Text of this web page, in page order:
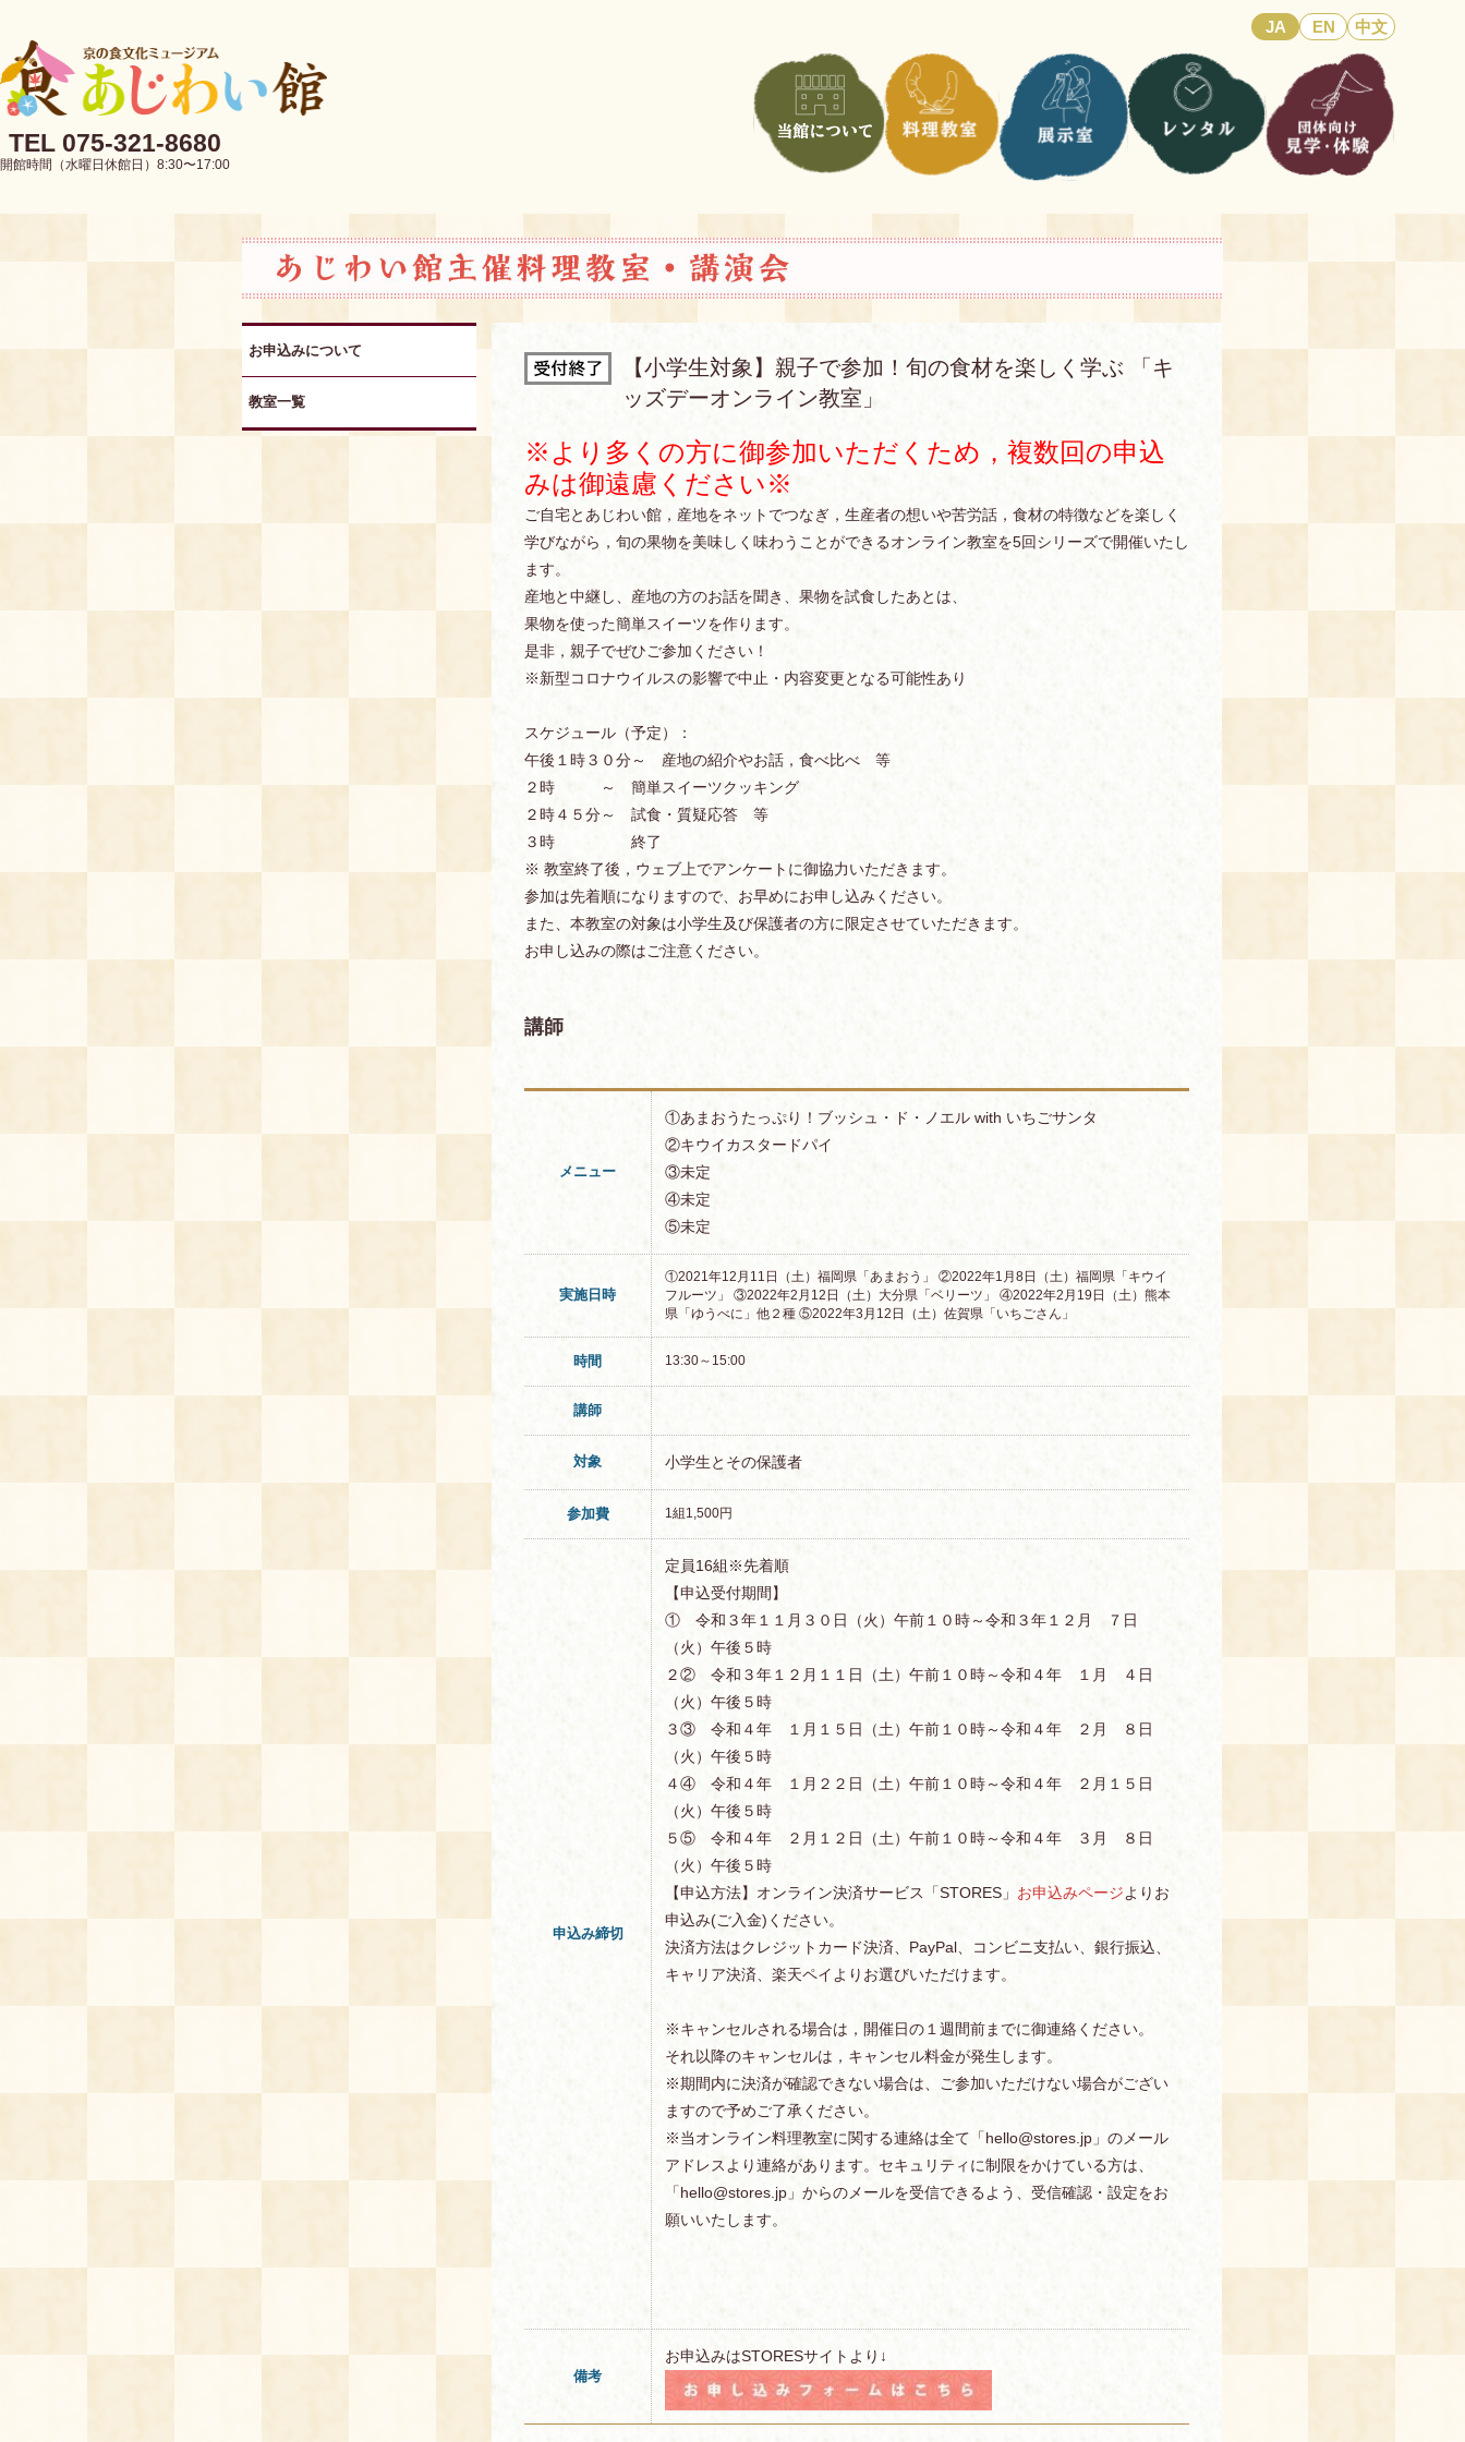
JA EN 中文
TEL 075-321-8680
開館時間（水曜日休館日）8:30〜17:00
お申込みについて
教室一覧
【小学生対象】親子で参加！旬の食材を楽しく学ぶ 「キ
ッズデーオンライン教室」
※より多くの方に御参加いただくため，複数回の申込
みは御遠慮ください※
ご自宅とあじわい館，産地をネットでつなぎ，生産者の想いや苦労話，食材の特徴などを楽しく
学びながら，旬の果物を美味しく味わうことができるオンライン教室を5回シリーズで開催いたし
ます。
産地と中継し、産地の方のお話を聞き、果物を試食したあとは、
果物を使った簡単スイーツを作ります。
是非，親子でぜひご参加ください！
※新型コロナウイルスの影響で中止・内容変更となる可能性あり
スケジュール（予定）：
午後１時３０分～ 産地の紹介やお話，食べ比べ 等
２時 ～ 簡単スイーツクッキング
２時４５分～ 試食・質疑応答 等
３時 終了
※ 教室終了後，ウェブ上でアンケートに御協力いただきます。
参加は先着順になりますので、お早めにお申し込みください。
また、本教室の対象は小学生及び保護者の方に限定させていただきます。
お申し込みの際はご注意ください。
講師
メニュー
①あまおうたっぷり！ブッシュ・ド・ノエル with いちごサンタ
②キウイカスタードパイ
③未定
④未定
⑤未定
実施日時
①2021年12月11日（土）福岡県「あまおう」 ②2022年1月8日（土）福岡県「キウイ
フルーツ」 ③2022年2月12日（土）大分県「ベリーツ」 ④2022年2月19日（土）熊本
県「ゆうべに」他２種 ⑤2022年3月12日（土）佐賀県「いちごさん」
時間 13:30～15:00
講師
対象 小学生とその保護者
参加費 1組1,500円
申込み締切
定員16組※先着順
【申込受付期間】
① 令和３年１１月３０日（火）午前１０時～令和３年１２月 ７日
（火）午後５時
２② 令和３年１２月１１日（土）午前１０時～令和４年 １月 ４日
（火）午後５時
３③ 令和４年 １月１５日（土）午前１０時～令和４年 ２月 ８日
（火）午後５時
４④ 令和４年 １月２２日（土）午前１０時～令和４年 ２月１５日
（火）午後５時
５⑤ 令和４年 ２月１２日（土）午前１０時～令和４年 ３月 ８日
（火）午後５時
【申込方法】オンライン決済サービス「STORES」 お申込みページよりお
申込み(ご入金)ください。
決済方法はクレジットカード決済、PayPal、コンビニ支払い、銀行振込、
キャリア決済、楽天ペイよりお選びいただけます。
※キャンセルされる場合は，開催日の１週間前までに御連絡ください。
それ以降のキャンセルは，キャンセル料金が発生します。
※期間内に決済が確認できない場合は、ご参加いただけない場合がござい
ますので予めご了承ください。
※当オンライン料理教室に関する連絡は全て「hello@stores.jp」のメール
アドレスより連絡があります。セキュリティに制限をかけている方は、
「hello@stores.jp」からのメールを受信できるよう、受信確認・設定をお
願いいたします。
備考
お申込みはSTORESサイトより↓